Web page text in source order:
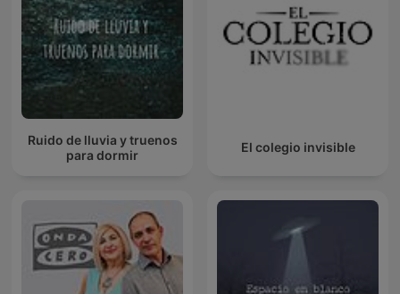
Ruido de lluvia y truenos
para dormir
El colegio invisible